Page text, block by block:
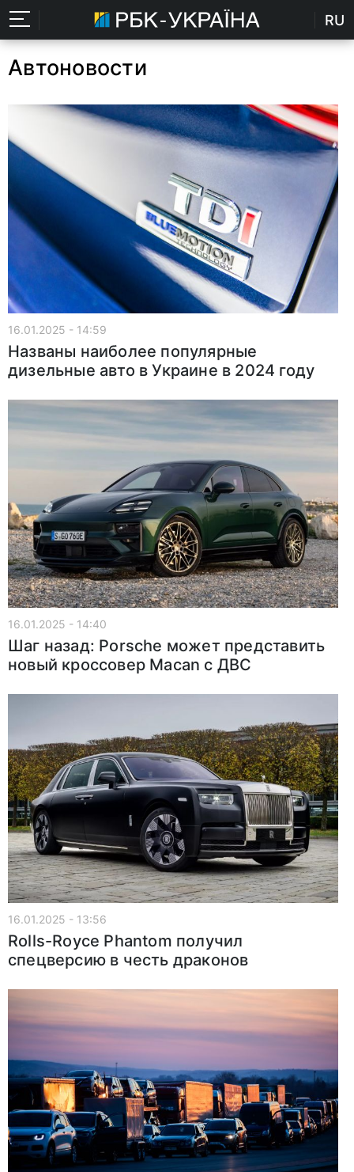
RU
Автоновости
16.01.2025 - 14:59
Названы наиболее популярные
дизельные авто в Украине в 2024 году
16.01.2025 - 14:40
Шаг назад: Porsche может представить
новый кроссовер Macan с ДВС
16.01.2025 - 13:56
Rolls-Royce Phantom получил
спецверсию в честь драконов